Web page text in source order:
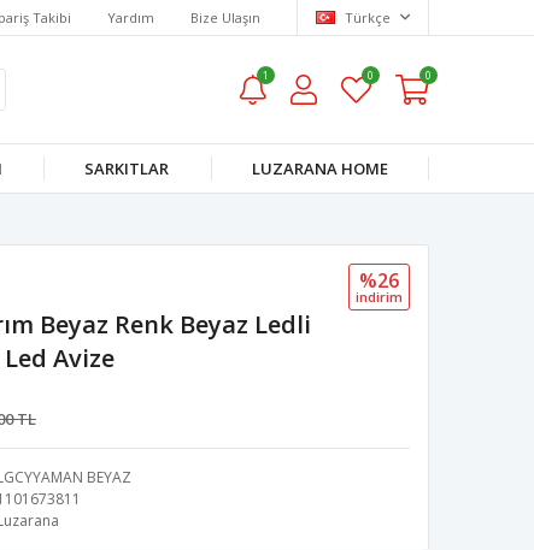
Takibi Yardım Bize Ulaşın Türkçe
1 0 0
SARKITLAR LUZARANA HOME
Beyaz Renk Beyaz Ledli
Avize
TL
%26
i̇ndi̇ri̇m
BEYAZ